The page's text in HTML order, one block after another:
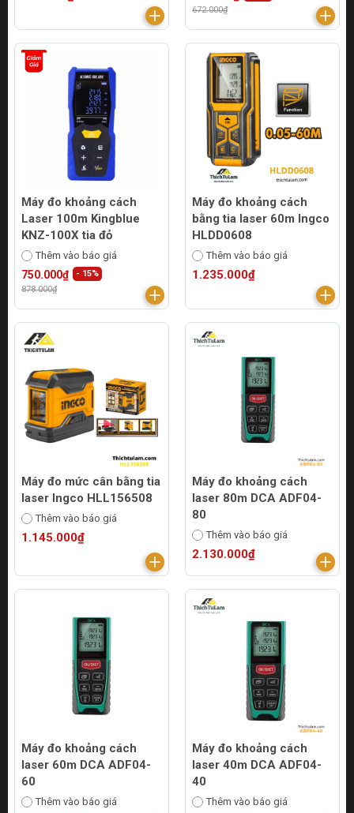
672.000₫
Máy đo khoảng cách
Laser 100m Kingblue
KNZ-100X tia đỏ
Thêm vào báo giá
750.000₫
878.000₫
- 15%
Máy đo khoảng cách
bằng tia laser 60m Ingco
HLDD0608
Thêm vào báo giá
1.235.000₫
Máy đo mức cân bằng tia
laser Ingco HLL156508
Thêm vào báo giá
1.145.000₫
Máy đo khoảng cách
laser 80m DCA ADF04-
80
Thêm vào báo giá
2.130.000₫
Máy đo khoảng cách
laser 60m DCA ADF04-
60
Thêm vào báo giá
Máy đo khoảng cách
laser 40m DCA ADF04-
40
Thêm vào báo giá